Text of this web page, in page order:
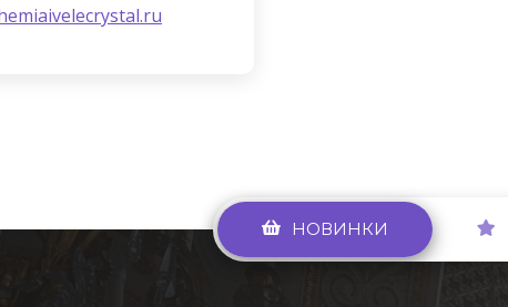
НОВИНКИ